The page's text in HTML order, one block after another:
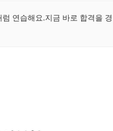
연습해요.지금 바로 합격을